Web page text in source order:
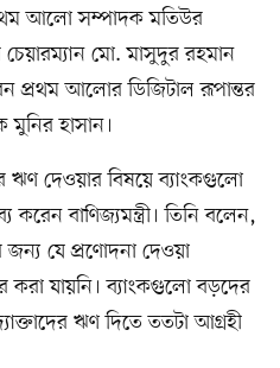
আলো সম্পাদক মতিউর
মো. মাসুদুর রহমান
প্রথম আলোর ডিজিটাল রূপান্তর
মুনির হাসান।
ঋণ দেওয়ার বিষয়ে ব্যাংকগুলো
বাণিজ্যমন্ত্রী। তিনি বলেন,
যে প্রণোদনা দেওয়া
করা যায়নি। ব্যাংকগুলো বড়দের
ঋণ দিতে ততটা আগ্রহী